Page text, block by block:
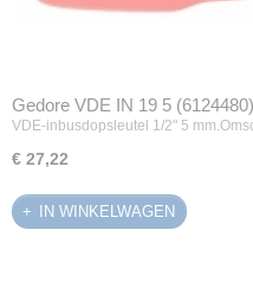
Gedore VDE IN 19 5 (6124480)
VDE-inbusdopsleutel 1/2" 5
€ 27,22
IN WINKELWAGEN